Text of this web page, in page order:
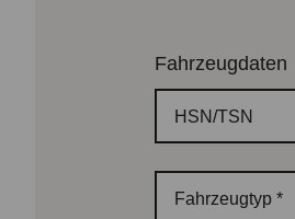
Fahrzeugdaten
HSN/TSN
Fahrzeugtyp*